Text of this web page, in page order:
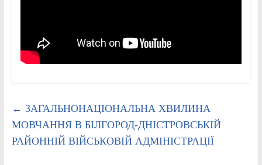
← ЗАГАЛЬНОНАЦІОНАЛЬНА ХВИЛИНА
МОВЧАННЯ В БІЛГОРОД-ДНІСТРОВСЬКІЙ
РАЙОННІЙ ВІЙСЬКОВІЙ АДМІНІСТРАЦІЇ